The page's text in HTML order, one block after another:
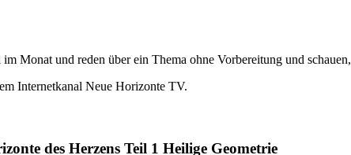
Monat und reden über ein Thema ohne Vorbereitung und
Internetkanal Neue Horizonte TV.
des Herzens Teil 1 Heilige Geometrie